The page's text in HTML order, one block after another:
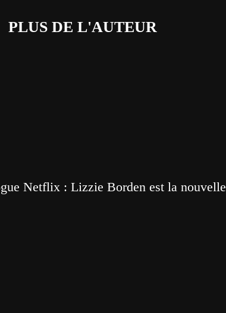
PLUS DE L'AUTEUR
Netflix : Lizzie Borden est la nouvelle